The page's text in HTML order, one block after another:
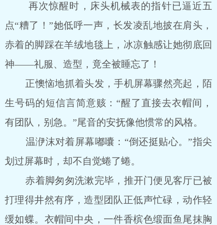
再次惊醒时，床头机械表的指针已逼近五
点“糟了！”她低呼一声，长发凌乱地披在肩头，
赤着的脚踩在羊绒地毯上，冰凉触感让她彻底回
神——礼服、造型，竟全被睡忘了！
正懊恼地抓着头发，手机屏幕骤然亮起，陌
生号码的短信言简意赅：“醒了直接去衣帽间，
有团队，别急。”尾音的安抚像他惯常的风格。
温洢沫对着屏幕嘟囔：“倒还挺贴心。”指尖
划过屏幕时，却不自觉蜷了蜷。
赤着脚匆匆洗漱完毕，推开门便见客厅已被
打理得井然有序，造型团队正低声忙碌，动作轻
缓如蝶。衣帽间中央，一件香槟色缎面鱼尾抹胸